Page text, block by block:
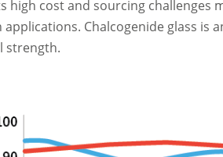
high cost and sourcing challenges
Chalcogenide glass
strength.